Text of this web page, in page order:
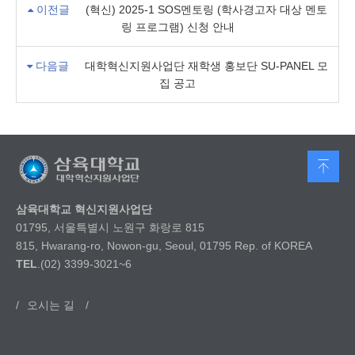
이전글
(혁신) 2025-1 SOS멘토링 (학사경고자 대상 멘토
링 프로그램) 신청 안내
다음글
대학혁신지원사업단 재학생 홍보단 SU-PANEL 모
집 공고
삼육대학교 혁신지원사업단
01795, 서울특별시 노원구 화랑로 815
815, Hwarang-ro, Nowon-gu, Seoul, 01795 Rep. of KOREA
TEL .(02) 3399-3021~6
/ 오시는 길 /